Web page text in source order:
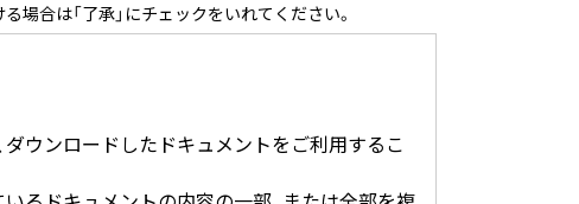
場合は「了承」にチェックをいれてください。